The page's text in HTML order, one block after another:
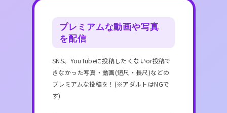
プレミアムな動画や写真
を配信
SNS、YouTubeに投稿したくないor投稿で
きなかった写真・動画(短尺・長尺)などの
プレミアムな投稿を！(※アダルトはNGで
す)